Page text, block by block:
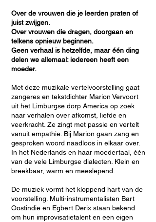
Over de vrouwen die je leerden praten of
juist zwijgen.
Over vrouwen die dragen, doorgaan en
telkens opnieuw beginnen.
Geen verhaal is hetzelfde, maar één ding
delen we allemaal: iedereen heeft een
moeder.
Met deze muzikale vertelvoorstelling gaat
zangeres en tekstdichter Marion Vervoort
uit het Limburgse dorp America op zoek
naar verhalen over afkomst, liefde en
veerkracht. Ze zingt met passie en vertelt
vanuit empathie. Bij Marion gaan zang en
gesproken woord naadloos in elkaar over.
In het Nederlands en haar moedertaal, één
van de vele Limburgse dialecten. Klein en
breekbaar, warm en meeslepend.
De muziek vormt het kloppend hart van de
voorstelling. Multi-instrumentalisten Bart
Oostindie en Egbert Derix staan bekend
om hun improvisatietalent en een eigen